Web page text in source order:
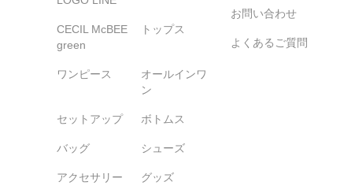
CECIL McBEE
green
トップス
ワンピース
オールインワ
ン
セットアップ ボトムス
バッグ シューズ
アクセサリー グッズ
お問い合わせ
よくあるご質問